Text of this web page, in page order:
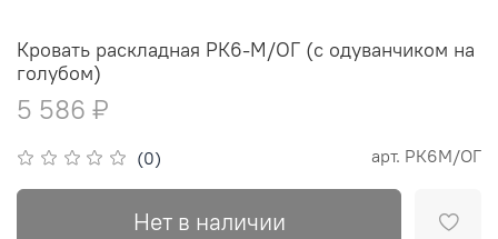
(0) арт. РК6М/ОГ
Кровать раскладная РК6-М/ОГ (с одуванчиком на
голубом)
5 586 ₽
Нет в наличии